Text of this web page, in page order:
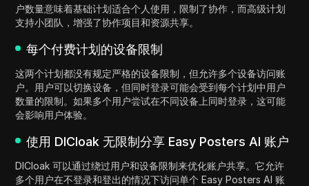
户数量意味着基础计划适合个人使用，限制了协作，而高级计划
支持小团队，增强了协作项目和资源共享。
每个付费计划的设备限制
这两个计划都没有规定严格的设备限制，但允许多个设备访问账
户。用户可以切换设备，但同时登录可能会受到每个计划中用户
数量的限制。如果多个用户尝试在不同设备上同时登录，这可能
会影响用户体验。
使用 DICloak 无限制分享 Easy Posters AI 账户
DICloak 可以通过绕过用户和设备限制来优化账户共享。它允许
多个用户在不登录和登出的情况下访问单个 Easy Posters AI 账